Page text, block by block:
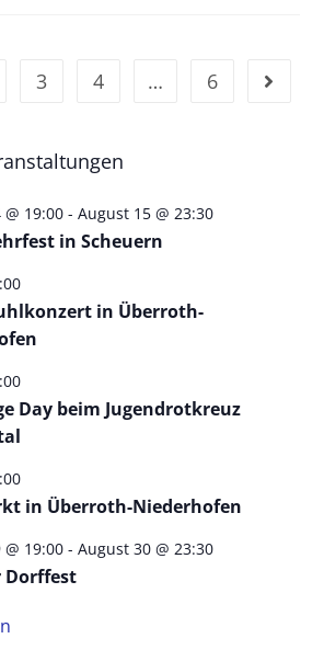
3 4 … 6
19:00 -August 15 @ 23:30
in Scheuern
in Überroth-
Day beim Jugendrotkreuz
in Überroth-Niederhofen
19:00 -August 30 @ 23:30
Dorffest